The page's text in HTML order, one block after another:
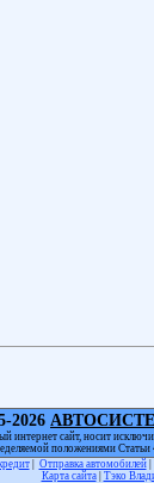
2026
интернет сайт, носит
положениями
| Отправка автомобилей|
Карта сайта| Тэко